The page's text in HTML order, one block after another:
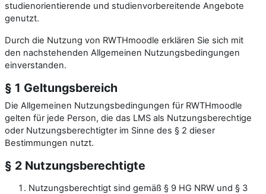
studienorientierende und studienvorbereitende Angebote
genutzt.
Durch die Nutzung von RWTHmoodle erklären Sie sich mit
den nachstehenden Allgemeinen Nutzungsbedingungen
einverstanden.
§ 1 Geltungsbereich
Die Allgemeinen Nutzungsbedingungen für RWTHmoodle
gelten für jede Person, die das LMS als Nutzungsberechtige
oder Nutzungsberechtigter im Sinne des § 2 dieser
Bestimmungen nutzt.
§ 2 Nutzungsberechtigte
Nutzungsberechtigt sind gemäß § 9 HG NRW und § 3